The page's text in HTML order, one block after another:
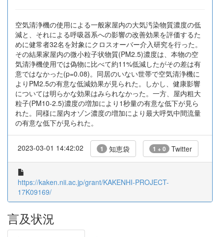
空気清浄機の使用による一般家屋内の大気汚染物質濃度の低
減と、それによる呼吸器系への影響の改善効果を評価するた
めに健常者32名を対象にクロスオーバー介入研究を行った。
その結果家屋内の微小粒子状物質(PM2.5)濃度は、本物の空
気清浄機使用では偽物に比べて約11%低減したがその差は有
意ではなかった(p=0.08)。同居のいない世帯で空気清浄機に
よりPM2.5の有意な低減効果が見られた。しかし、健康影響
については明らかな効果はみられなかった。一方、屋内粗大
粒子(PM10-2.5)濃度の増加により1秒量の有意な低下が見ら
れた。同様に屋内オゾン濃度の増加により最大呼気中間流量
の有意な低下が見られた。
2023-03-01 14:42:02 1 知恵袋 1 + 0 Twitter
https://kaken.nii.ac.jp/grant/KAKENHI-PROJECT-
17K09169/
言及状況